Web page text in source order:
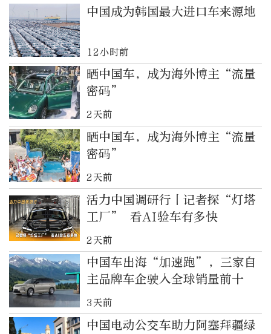
中国成为韩国最大进口车来源地
12小时前
晒中国车，成为海外博主“流量
密码”
2天前
晒中国车，成为海外博主“流量
密码”
2天前
活力中国调研行丨记者探“灯塔
工厂” 看AI验车有多快
2天前
中国车出海“加速跑”，三家自
主品牌车企驶入全球销量前十
3天前
中国电动公交车助力阿塞拜疆绿